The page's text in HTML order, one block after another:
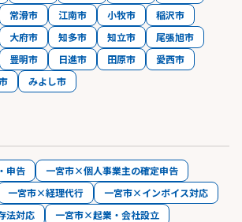
常滑市 江南市 小牧市
稲沢市
大府市 知多市 知立市
尾張旭市
豊明市 日進市 田原市
愛西市
みよし市
申告
一宮市×個人事業主の確定申告
一宮市×経理代行
一宮市×インボイス対応
法対応
一宮市×起業・会社設立